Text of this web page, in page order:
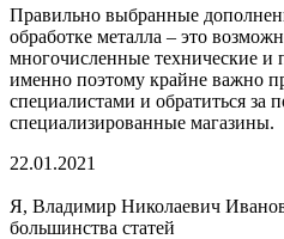
Правильно выбранные
обработке металла – это
многочисленные технические
именно поэтому крайне важно
специалистами и обратиться за
специализированные магазины.
22.01.2021
Я, Владимир Николаевич
большинства статей